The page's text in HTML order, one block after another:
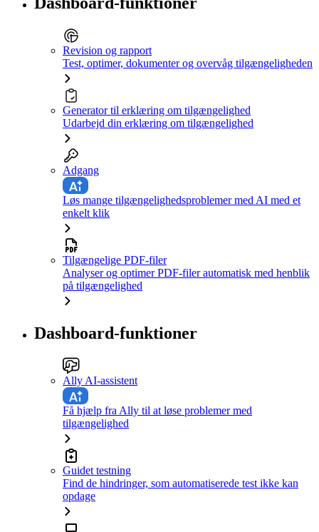
Revision og rapport
Test, optimer, dokumenter og overvåg tilgængeligheden
Generator til erklæring om tilgængelighed
Udarbejd din erklæring om tilgængelighed
Adgang
Løs mange tilgængelighedsproblemer med AI med et
enkelt klik
Tilgængelige PDF-filer
Analyser og optimer PDF-filer automatisk med henblik
på tilgængelighed
Dashboard-funktioner
Ally AI-assistent
Få hjælp fra Ally til at løse problemer med
tilgængelighed
Guidet testning
Find de hindringer, som automatiserede test ikke kan
opdage